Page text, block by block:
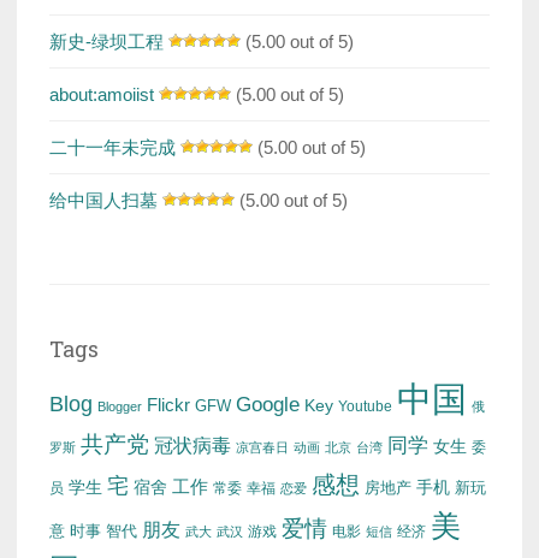
新史-绿坝工程 (5.00 out of 5)
about:amoiist (5.00 out of 5)
二十一年未完成 (5.00 out of 5)
给中国人扫墓 (5.00 out of 5)
Tags
Blog Blogger Flickr GFW Google Key Youtube 中国 俄
罗斯 共产党 冠状病毒 凉宫春日 动画 北京 台湾 同学 女生 委
员 学生 宅 宿舍 工作 常委 幸福 恋爱 感想 房地产 手机 新玩
意 时事 智代 朋友 武大 武汉 游戏 爱情 电影 短信 经济 美